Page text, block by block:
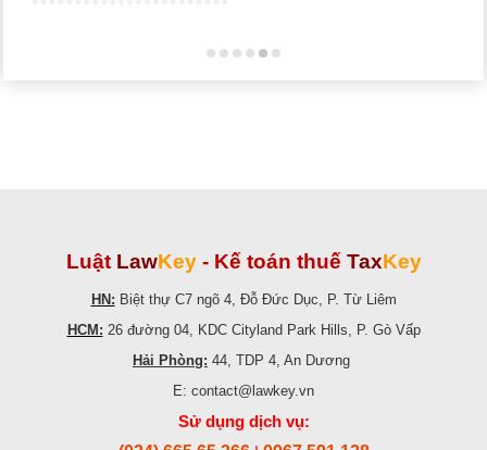
Luật LawKey - Kế toán thuế TaxKey
HN: Biệt thự C7 ngõ 4, Đỗ Đức Dục, P. Từ Liêm
HCM: 26 đường 04, KDC Cityland Park Hills, P. Gò Vấp
Hải Phòng: 44, TDP 4, An Dương
E: contact@lawkey.vn
Sử dụng dịch vụ: